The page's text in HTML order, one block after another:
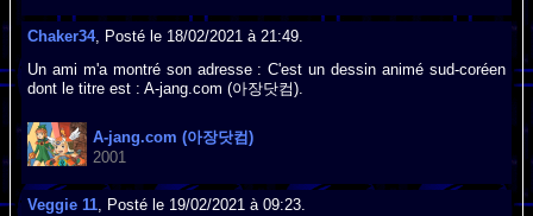
Chaker34, Posté le 18/02/2021 à 21:49.
Un ami m'a montré son adresse : C'est un dessin animé sud-coréen
dont le titre est : A-jang.com (아장닷컴).
A-jang.com (아장닷컴)
2001
Veggie 11, Posté le 19/02/2021 à 09:23.